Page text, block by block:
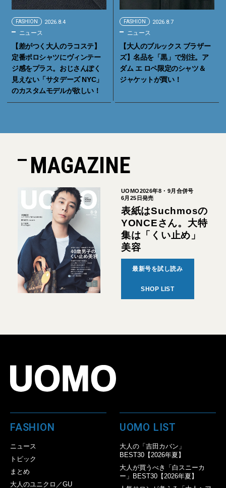
FASHION 2026.8.4
ニュース
【差がつく大人のラコステ】
定番ポロシャツにヴィンテー
ジ感をプラス。おじさんぽく
見えない「サタデーズ NYC」
のカスタムモデルが欲しい！
FASHION 2026.8.7
ニュース
【大人のブルックス ブラザー
ズ】名品を「黒」で別注。ア
ダム エ ロペ限定のシャツ＆
ジャケットが買い！
MAGAZINE
UOMO2026年8・9月合併号
6月25日発売
表紙はSuchmosの
YONCEさん。大特
集は「くい止め」
美容
最新号を試し読み
SHOP LIST
FASHION
ニュース
トピック
まとめ
大人のユニクロ／GU
UOMO LIST
大人の「吉田カバン」
BEST30【2026年夏】
大人が買うべき「白スニーカ
ー」BEST30【2026年夏】